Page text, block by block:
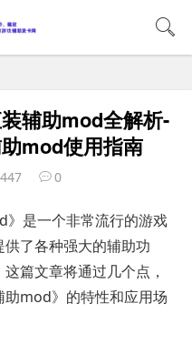
辅助mod全解析-
mod使用指南
447 0
》是一个非常流行的游戏
了各种强大的辅助功
篇文章将通过几个点，
mod》的特性和应用场